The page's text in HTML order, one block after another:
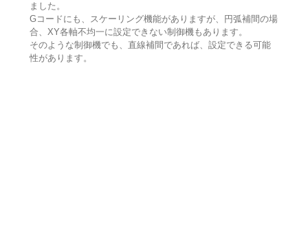
ました。
Gコードにも、スケーリング機能がありますが、円弧補間の場
合、XY各軸不均一に設定できない制御機もあります。
そのような制御機でも、直線補間であれば、設定できる可能
性があります。